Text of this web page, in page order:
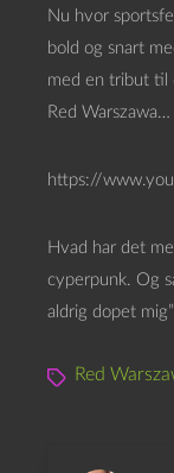
Nu hvor
bold og snart
med en tribut til
Red Warszawa…
https://
Hvad har det
cyperpunk. Og
aldrig dopet
Red